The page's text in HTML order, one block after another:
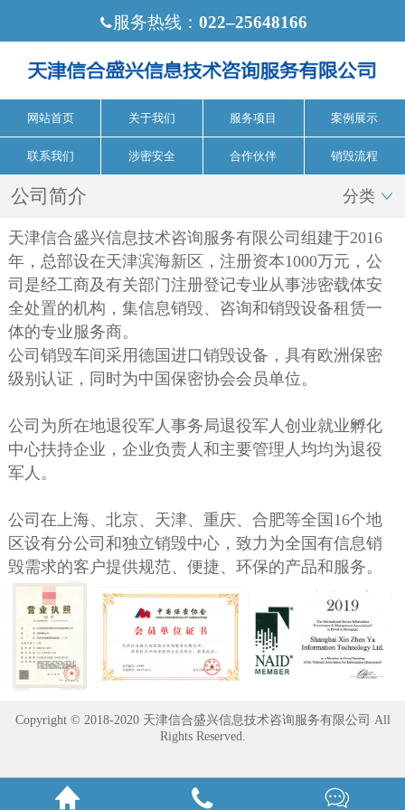
服务热线： 022‒25648166
网站首页 关于我们 服务项目 案例展示
联系我们 涉密安全 合作伙伴 销毁流程
公司简介 分类 
天津信合盛兴信息技术咨询服务有限公司组建于2016
年，总部设在天津滨海新区，注册资本1000万元，公
司是经工商及有关部门注册登记专业从事涉密载体安
全处置的机构，集信息销毁、咨询和销毁设备租赁一
体的专业服务商。
公司销毁车间采用德国进口销毁设备，具有欧洲保密
级别认证，同时为中国保密协会会员单位。
公司为所在地退役军人事务局退役军人创业就业孵化
中心扶持企业，企业负责人和主要管理人均均为退役
军人。
公司在上海、北京、天津、重庆、合肥等全国16个地
区设有分公司和独立销毁中心，致力为全国有信息销
毁需求的客户提供规范、便捷、环保的产品和服务。
Copyright © 2018-2020 天津信合盛兴信息技术咨询服务有限公司 All
Rights Reserved.
  